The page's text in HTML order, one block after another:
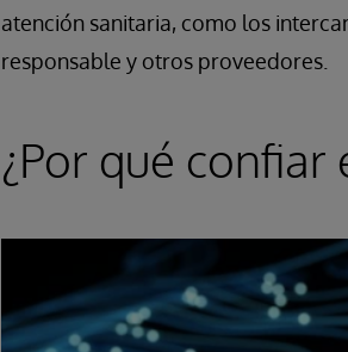
atención sanitaria, como los
responsable y otros proveedores.
¿Por qué confiar